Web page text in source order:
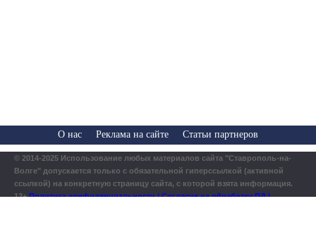
О нас Реклама на сайте Статьи партнеров
© 2014-2025 Использование любых материалов сайта "Ставрополь-на-
Волге" допускается только с обязательной гиперссылкой (активной
ссылкой) на конкретную страницу сайта, с которой взята информация.
12+Политика конфиденциальности | Согласие на обработку ПД |